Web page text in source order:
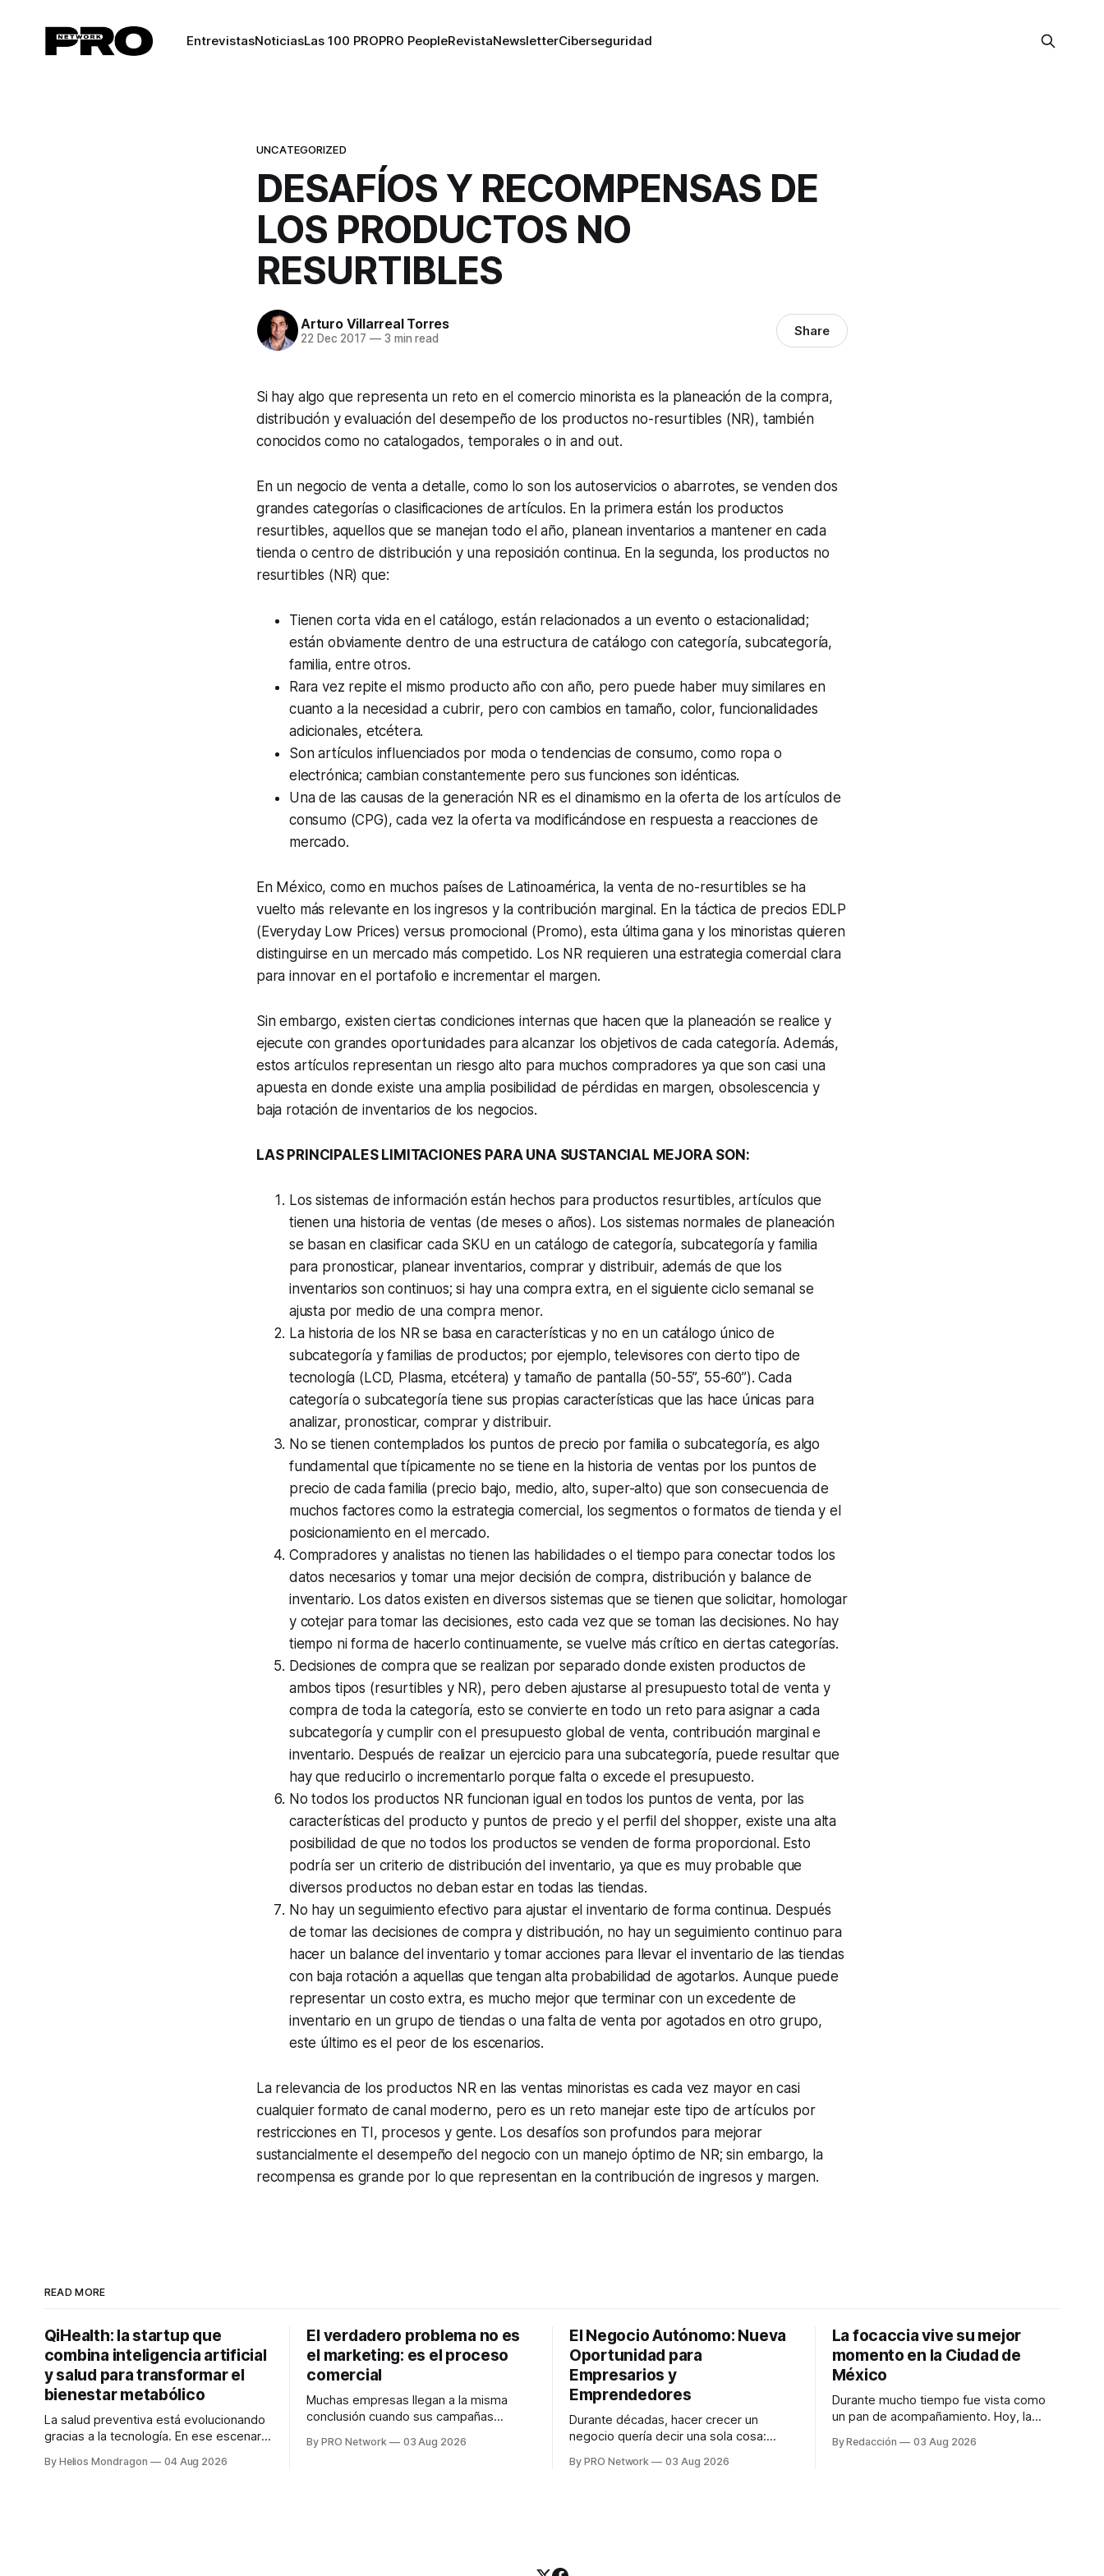
EntrevistasNoticiasLas 100 PROPRO PeopleRevistaNewsletterCiberseguridad
UNCATEGORIZED
DESAFÍOS Y RECOMPENSAS DE
LOS PRODUCTOS NO
RESURTIBLES
Arturo Villarreal Torres
22 Dec 2017 —3 min read Share
Si hay algo que representa un reto en el comercio minorista es la planeación de la compra,
distribución y evaluación del desempeño de los productos no-resurtibles (NR), también
conocidos como no catalogados, temporales o in and out.
En un negocio de venta a detalle, como lo son los autoservicios o abarrotes, se venden dos
grandes categorías o clasificaciones de artículos. En la primera están los productos
resurtibles, aquellos que se manejan todo el año, planean inventarios a mantener en cada
tienda o centro de distribución y una reposición continua. En la segunda, los productos no
resurtibles (NR) que:
Tienen corta vida en el catálogo, están relacionados a un evento o estacionalidad;
están obviamente dentro de una estructura de catálogo con categoría, subcategoría,
familia, entre otros.
Rara vez repite el mismo producto año con año, pero puede haber muy similares en
cuanto a la necesidad a cubrir, pero con cambios en tamaño, color, funcionalidades
adicionales, etcétera.
Son artículos influenciados por moda o tendencias de consumo, como ropa o
electrónica; cambian constantemente pero sus funciones son idénticas.
Una de las causas de la generación NR es el dinamismo en la oferta de los artículos de
consumo (CPG), cada vez la oferta va modificándose en respuesta a reacciones de
mercado.
En México, como en muchos países de Latinoamérica, la venta de no-resurtibles se ha
vuelto más relevante en los ingresos y la contribución marginal. En la táctica de precios EDLP
(Everyday Low Prices) versus promocional (Promo), esta última gana y los minoristas quieren
distinguirse en un mercado más competido. Los NR requieren una estrategia comercial clara
para innovar en el portafolio e incrementar el margen.
Sin embargo, existen ciertas condiciones internas que hacen que la planeación se realice y
ejecute con grandes oportunidades para alcanzar los objetivos de cada categoría. Además,
estos artículos representan un riesgo alto para muchos compradores ya que son casi una
apuesta en donde existe una amplia posibilidad de pérdidas en margen, obsolescencia y
baja rotación de inventarios de los negocios.
LAS PRINCIPALES LIMITACIONES PARA UNA SUSTANCIAL MEJORA SON:
Los sistemas de información están hechos para productos resurtibles, artículos que
tienen una historia de ventas (de meses o años). Los sistemas normales de planeación
se basan en clasificar cada SKU en un catálogo de categoría, subcategoría y familia
para pronosticar, planear inventarios, comprar y distribuir, además de que los
inventarios son continuos; si hay una compra extra, en el siguiente ciclo semanal se
ajusta por medio de una compra menor.
La historia de los NR se basa en características y no en un catálogo único de
subcategoría y familias de productos; por ejemplo, televisores con cierto tipo de
tecnología (LCD, Plasma, etcétera) y tamaño de pantalla (50-55”, 55-60”). Cada
categoría o subcategoría tiene sus propias características que las hace únicas para
analizar, pronosticar, comprar y distribuir.
No se tienen contemplados los puntos de precio por familia o subcategoría, es algo
fundamental que típicamente no se tiene en la historia de ventas por los puntos de
precio de cada familia (precio bajo, medio, alto, super-alto) que son consecuencia de
muchos factores como la estrategia comercial, los segmentos o formatos de tienda y el
posicionamiento en el mercado.
Compradores y analistas no tienen las habilidades o el tiempo para conectar todos los
datos necesarios y tomar una mejor decisión de compra, distribución y balance de
inventario. Los datos existen en diversos sistemas que se tienen que solicitar, homologar
y cotejar para tomar las decisiones, esto cada vez que se toman las decisiones. No hay
tiempo ni forma de hacerlo continuamente, se vuelve más crítico en ciertas categorías.
Decisiones de compra que se realizan por separado donde existen productos de
ambos tipos (resurtibles y NR), pero deben ajustarse al presupuesto total de venta y
compra de toda la categoría, esto se convierte en todo un reto para asignar a cada
subcategoría y cumplir con el presupuesto global de venta, contribución marginal e
inventario. Después de realizar un ejercicio para una subcategoría, puede resultar que
hay que reducirlo o incrementarlo porque falta o excede el presupuesto.
No todos los productos NR funcionan igual en todos los puntos de venta, por las
características del producto y puntos de precio y el perfil del shopper, existe una alta
posibilidad de que no todos los productos se venden de forma proporcional. Esto
podría ser un criterio de distribución del inventario, ya que es muy probable que
diversos productos no deban estar en todas las tiendas.
No hay un seguimiento efectivo para ajustar el inventario de forma continua. Después
de tomar las decisiones de compra y distribución, no hay un seguimiento continuo para
hacer un balance del inventario y tomar acciones para llevar el inventario de las tiendas
con baja rotación a aquellas que tengan alta probabilidad de agotarlos. Aunque puede
representar un costo extra, es mucho mejor que terminar con un excedente de
inventario en un grupo de tiendas o una falta de venta por agotados en otro grupo,
este último es el peor de los escenarios.
La relevancia de los productos NR en las ventas minoristas es cada vez mayor en casi
cualquier formato de canal moderno, pero es un reto manejar este tipo de artículos por
restricciones en TI, procesos y gente. Los desafíos son profundos para mejorar
sustancialmente el desempeño del negocio con un manejo óptimo de NR; sin embargo, la
recompensa es grande por lo que representan en la contribución de ingresos y margen.
READ MORE
QiHealth: la startup que
combina inteligencia artificial
y salud para transformar el
bienestar metabólico
La salud preventiva está evolucionando
gracias a la tecnología. En ese escenario
desarrolla un ecosistema digital capaz
By Helios Mondragon 04 Aug 2026
El verdadero problema no es
el marketing: es el proceso
comercial
Muchas empresas llegan a la misma
conclusión cuando sus campañas
marketing no funciona". Sin embargo,
By PRO Network 03 Aug 2026
El Negocio Autónomo: Nueva
Oportunidad para
Empresarios y
Emprendedores
Durante décadas, hacer crecer un
negocio quería decir una sola cosa:
anuncios, un especialista en marketing
By PRO Network 03 Aug 2026
La focaccia vive su mejor
momento en la Ciudad de
México
Durante mucho tiempo fue vista como
un pan de acompañamiento. Hoy, la
platillos favoritos de quienes buscan
By Redacción 03 Aug 2026